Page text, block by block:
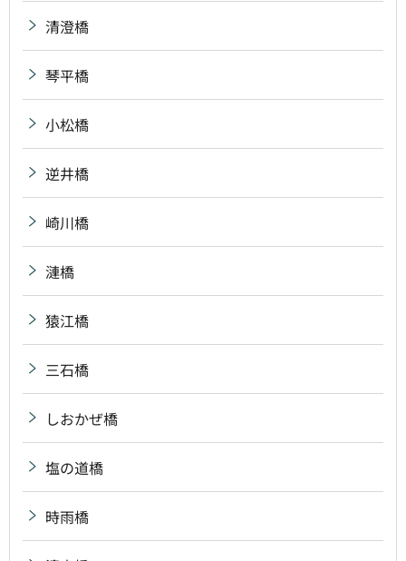
清澄橋
琴平橋
小松橋
逆井橋
崎川橋
漣橋
猿江橋
三石橋
しおかぜ橋
塩の道橋
時雨橋